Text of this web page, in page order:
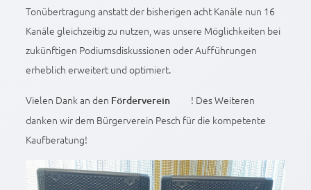
Tonübertragung anstatt der bisherigen acht Kanäle nun 16
Kanäle gleichzeitig zu nutzen, was unsere Möglichkeiten bei
zukünftigen Podiumsdiskussionen oder Aufführungen
erheblich erweitert und optimiert.
Vielen Dank an den Förderverein
! Des Weiteren
danken wir dem Bürgerverein Pesch für die kompetente
Kaufberatung!